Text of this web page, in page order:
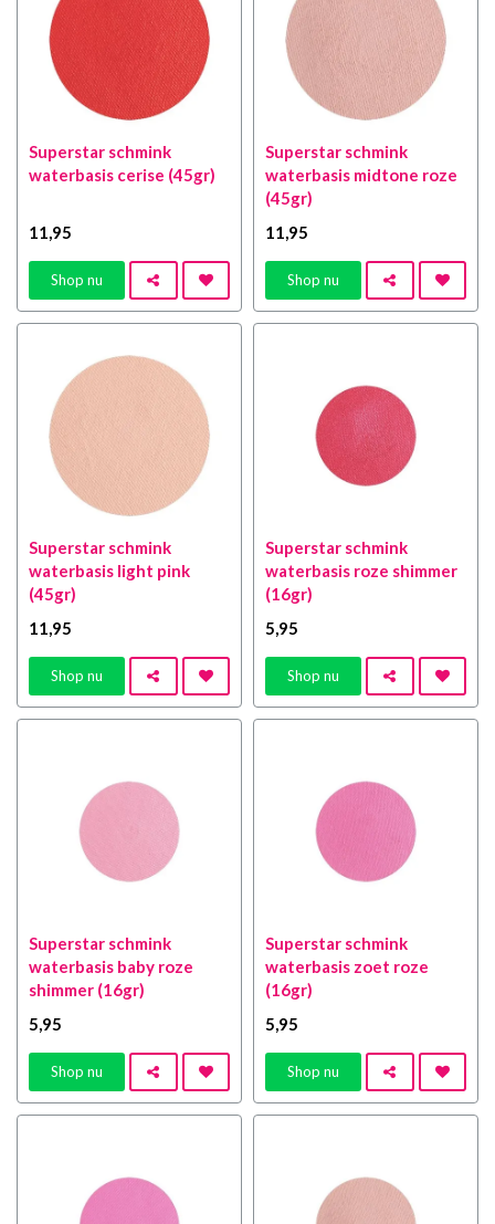
Superstar schmink
waterbasis cerise (45gr)
11,95
Shop nu
Superstar schmink
waterbasis midtone roze
(45gr)
11,95
Shop nu
Superstar schmink
waterbasis light pink
(45gr)
11,95
Shop nu
Superstar schmink
waterbasis roze shimmer
(16gr)
5,95
Shop nu
Superstar schmink
waterbasis baby roze
shimmer (16gr)
5,95
Shop nu
Superstar schmink
waterbasis zoet roze
(16gr)
5,95
Shop nu